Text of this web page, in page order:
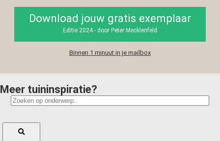
Download jouw gratis exemplaar
Editie 2024 - door Peter Mecklenfeld
Binnen 1 minuut in je mailbox
Meer tuininspiratie?